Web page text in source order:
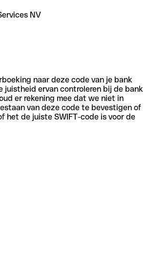
NV
naar deze code van je bank
juistheid ervan controleren bij de bank
er rekening mee dat we niet in
van deze code te bevestigen of
het de juiste SWIFT-code is voor de